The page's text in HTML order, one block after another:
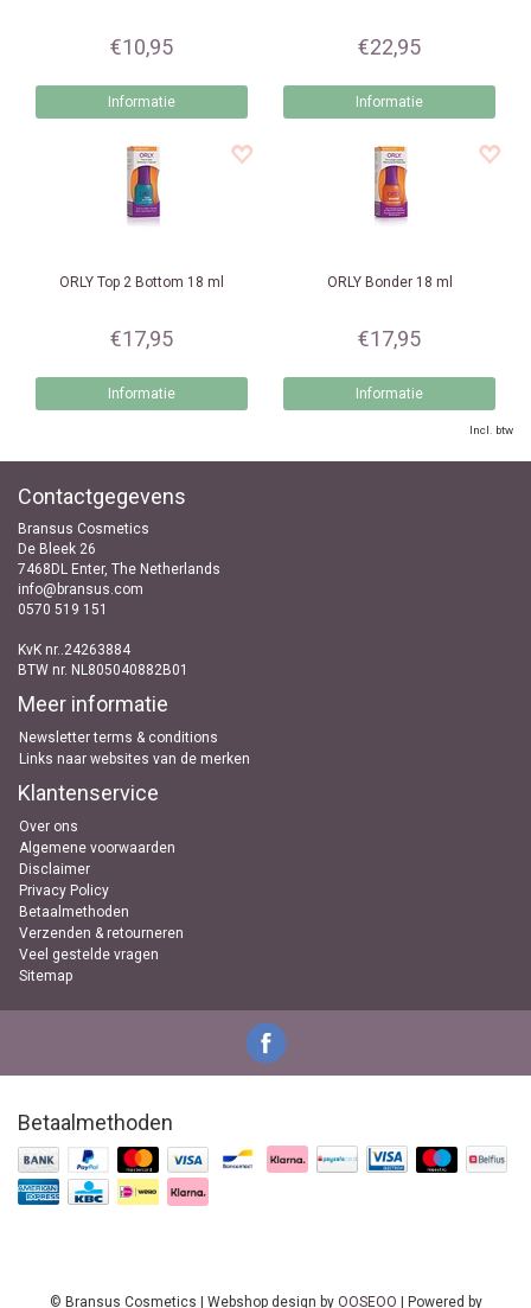
€10,95
Informatie
€22,95
Informatie
ORLY Top 2 Bottom 18 ml
€17,95
Informatie
ORLYBonder 18 ml
€17,95
Informatie
Incl. btw
Contactgegevens
Bransus Cosmetics
De Bleek 26
7468DL Enter, The Netherlands
info@bransus.com
0570 519 151
KvK nr..24263884
BTW nr. NL805040882B01
Meer informatie
Newsletter terms & conditions
Links naar websites van de merken
Klantenservice
Over ons
Algemene voorwaarden
Disclaimer
Privacy Policy
Betaalmethoden
Verzenden & retourneren
Veel gestelde vragen
Sitemap
Betaalmethoden
© Bransus Cosmetics | Webshop design by OOSEOO | Powered by